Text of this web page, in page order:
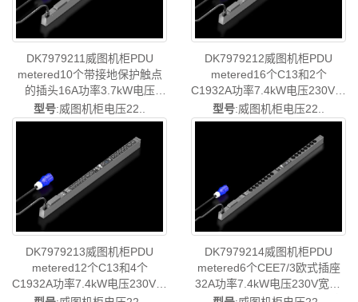
DK7979211威图机柜PDU
metered10个带接地保护触点
的插头16A功率3.7kW电压
230V宽44深70长1095电缆长
3m-德国威图制造-rittal威图空
调维修威图电柜威图母线威图
风扇威图PDU威图售后
DK7979.211
型号:威图机柜电压22..
DK7979212威图机柜PDU
metered16个C13和2个
C1932A功率7.4kW电压230V宽
44深70长1095电缆长3m-德国
威图制造-rittal威图空调维修威
图电柜威图母线威图风扇威图
PDU威图售后DK7979.212
型号:威图机柜电压22..
DK7979213威图机柜PDU
metered12个C13和4个
C1932A功率7.4kW电压230V宽
44深70长1095电缆长3m电气
DK7979214威图机柜PDU
metered6个CEE7/3欧式插座
32A功率7.4kW电压230V宽44
深70长1295电缆长3m电气连接